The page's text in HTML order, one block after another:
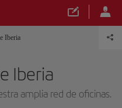
Iberia
Iberia
amplia red de oficinas.